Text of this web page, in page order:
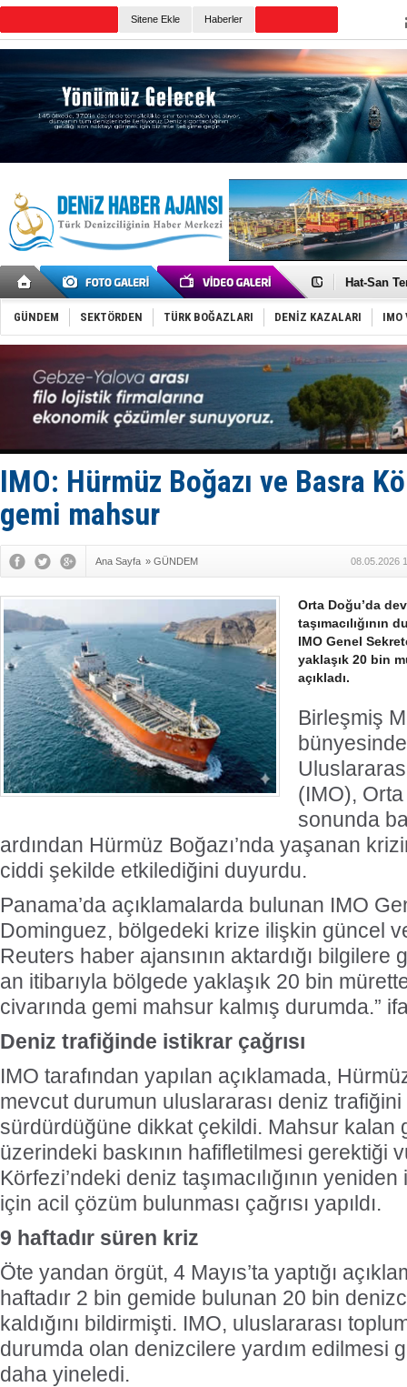
Sitene Ekle Haberler
Türk
Hat-San
Med
Tekne, su
Dışişleri
Depo ve
SES
Kargıcak
İstanbul:
GÜNDEM SEKTÖRDEN TÜRK BOĞAZLARI DENİZ KAZALARI IMO
IMO: Hürmüz Boğazı ve Basra
gemi mahsur
Ana Sayfa » GÜNDEM 08.05.2026
Orta Doğu’da
taşımacılığının
IMO Genel
yaklaşık 20 bin
açıkladı.
Birleşmiş
(IMO), Orta
sonunda
ardından Hürmüz Boğazı’nda yaşanan
ciddi şekilde etkilediğini duyurdu.
Panama’da açıklamalarda bulunan IMO
Dominguez, bölgedeki krize ilişkin güncel
Reuters haber ajansının aktardığı bilgilere
an itibarıyla bölgede yaklaşık 20 bin
civarında gemi mahsur kalmış durumda.”
Deniz trafiğinde istikrar çağrısı
IMO tarafından yapılan açıklamada,
mevcut durumun uluslararası deniz
sürdürdüğüne dikkat çekildi. Mahsur kalan
üzerindeki baskının hafifletilmesi gerektiği
Körfezi’ndeki deniz taşımacılığının
için acil çözüm bulunması çağrısı yapıldı.
9 haftadır süren kriz
Öte yandan örgüt, 4 Mayıs’ta yaptığı
haftadır 2 bin gemide bulunan 20 bin
kaldığını bildirmişti. IMO, uluslararası
durumda olan denizcilere yardım edilmesi
daha yineledi.